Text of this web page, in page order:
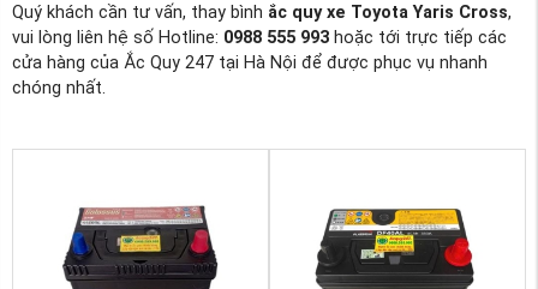
Quý khách cần tư vấn, thay bình ắc quy xe Toyota Yaris Cross,
vui lòng liên hệ số Hotline: 0988 555 993 hoặc tới trực tiếp các
cửa hàng của Ắc Quy 247 tại Hà Nội để được phục vụ nhanh
chóng nhất.